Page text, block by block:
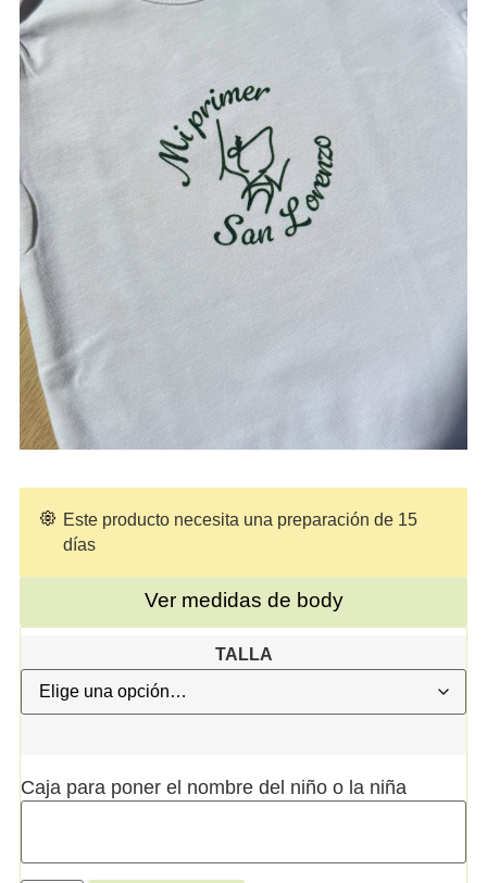
Este producto necesita una preparación de 15
días
Ver medidas de body
TALLA
Caja para poner el nombre del niño o la niña